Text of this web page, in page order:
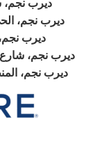
ديرب نجم،
ديرب نجم،
ديرب
ديرب نجم، شارع
ديرب نجم،